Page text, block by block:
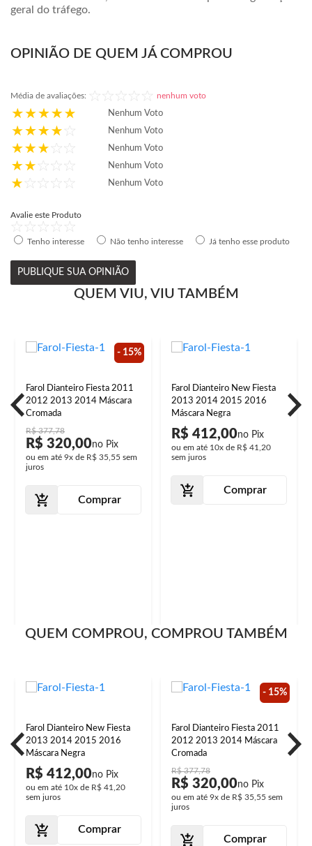
geral do tráfego.
OPINIÃO DE QUEM JÁ COMPROU
Média de avaliações: nenhum voto
Nenhum Voto
Nenhum Voto
Nenhum Voto
Nenhum Voto
Nenhum Voto
Avalie este Produto
Tenho interesse Não tenho interesse Já tenho esse produto
PUBLIQUE SUA OPINIÃO
QUEM VIU, VIU TAMBÉM
- 15%
Farol Dianteiro Fiesta 2011
2012 2013 2014 Máscara
Cromada
R$ 377,78
R$ 320,00
ou em até 9x de R$ 35,55 sem
juros
Comprar
Farol Dianteiro New Fiesta
2013 2014 2015 2016
Máscara Negra
R$ 412,00
ou em até 10x de R$ 41,20
sem juros
Comprar
QUEM COMPROU, COMPROU TAMBÉM
Farol Dianteiro New Fiesta
2013 2014 2015 2016
Máscara Negra
R$ 412,00
ou em até 10x de R$ 41,20
sem juros
Comprar
- 15%
Farol Dianteiro Fiesta 2011
2012 2013 2014 Máscara
Cromada
R$ 377,78
R$ 320,00
ou em até 9x de R$ 35,55 sem
juros
Comprar